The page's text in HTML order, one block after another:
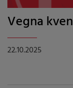
Vegna
22.10.2025